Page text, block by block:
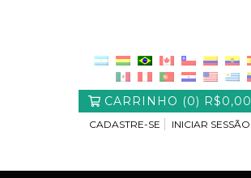
CARRINHO (0) R$0,00
CADASTRE-SE INICIAR SESSÃO